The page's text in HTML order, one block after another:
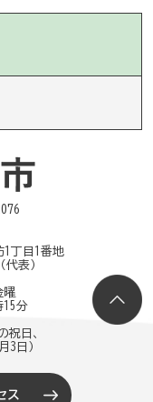
丁目1番地
（代表）
曜
15分
祝日、
3日）
ス